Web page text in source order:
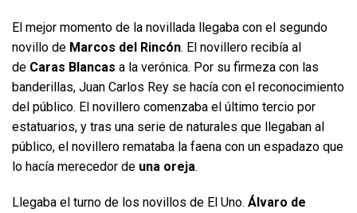
El mejor momento de la novillada llegaba con el segundo
novillo de Marcos del Rincón. El novillero recibía al
de Caras Blancas a la verónica. Por su firmeza con las
banderillas, Juan Carlos Rey se hacía con el reconocimiento
del público. El novillero comenzaba el último tercio por
estatuarios, y tras una serie de naturales que llegaban al
público, el novillero remataba la faena con un espadazo que
lo hacía merecedor de una oreja.
Llegaba el turno de los novillos de El Uno. Álvaro de